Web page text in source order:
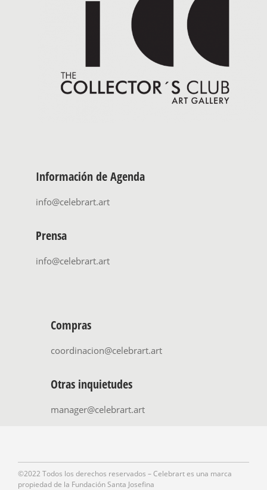
Información de Agenda
info@celebrart.art
Prensa
info@celebrart.art
Compras
coordinacion@celebrart.art
Otras inquietudes
manager@celebrart.art
©2022 Todos los derechos reservados – Celebrart es una marca
propiedad de la Fundación Santa Josefina